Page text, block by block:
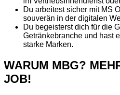
Du arbeitest sicher mit MS
souverän in der digitalen
Du begeisterst dich für die
Getränkebranche und hast
starke Marken.
WARUM MBG?
JOB!